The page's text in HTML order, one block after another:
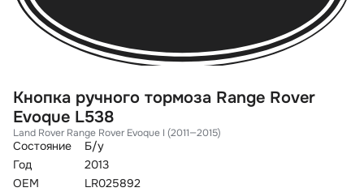
Кнопка ручного тормоза Range Rover
Evoque L538
Land Rover Range Rover Evoque I (2011—2015)
Состояние
Б/у
Год
2013
OEM
LR025892